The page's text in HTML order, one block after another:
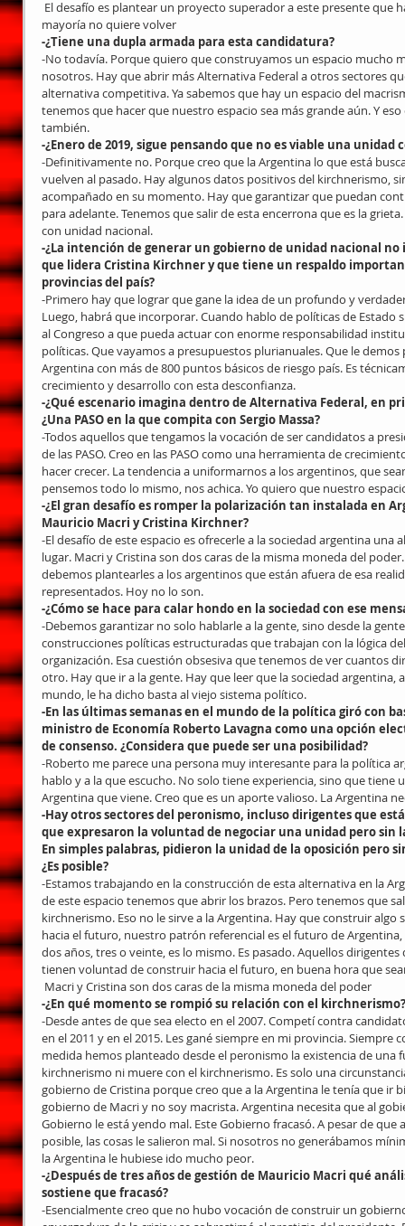
mayoría no quiere volver
-¿Tiene una dupla armada para esta candidatura?
-No todavía. Porque quiero que construyamos un espacio mucho
nosotros. Hay que abrir más Alternativa Federal a otros sectores
alternativa competitiva. Ya sabemos que hay un espacio del
tenemos que hacer que nuestro espacio sea más grande aún. Y
también.
-¿Enero de 2019, sigue pensando que no es viable una unidad
-Definitivamente no. Porque creo que la Argentina lo que está
vuelven al pasado. Hay algunos datos positivos del kirchnerismo,
acompañado en su momento. Hay que garantizar que puedan
para adelante. Tenemos que salir de esta encerrona que es la
con unidad nacional.
-¿La intención de generar un gobierno de unidad nacional
que lidera Cristina Kirchner y que tiene un respaldo
provincias del país?
-Primero hay que lograr que gane la idea de un profundo y
Luego, habrá que incorporar. Cuando hablo de políticas de Estado
al Congreso a que pueda actuar con enorme responsabilidad
políticas. Que vayamos a presupuestos plurianuales. Que le
Argentina con más de 800 puntos básicos de riesgo país. Es
crecimiento y desarrollo con esta desconfianza.
-¿Qué escenario imagina dentro de Alternativa Federal, en
¿Una PASO en la que compita con Sergio Massa?
-Todos aquellos que tengamos la vocación de ser candidatos a
de las PASO. Creo en las PASO como una herramienta de
hacer crecer. La tendencia a uniformarnos a los argentinos, que
pensemos todo lo mismo, nos achica. Yo quiero que nuestro
-¿El gran desafío es romper la polarización tan instalada en
Mauricio Macri y Cristina Kirchner?
-El desafío de este espacio es ofrecerle a la sociedad argentina
lugar. Macri y Cristina son dos caras de la misma moneda del
debemos plantearles a los argentinos que están afuera de esa
representados. Hoy no lo son.
-¿Cómo se hace para calar hondo en la sociedad con ese
-Debemos garantizar no solo hablarle a la gente, sino desde la
construcciones políticas estructuradas que trabajan con la lógica
organización. Esa cuestión obsesiva que tenemos de ver cuantos
otro. Hay que ir a la gente. Hay que leer que la sociedad
mundo, le ha dicho basta al viejo sistema político.
-En las últimas semanas en el mundo de la política giró con
ministro de Economía Roberto Lavagna como una opción
de consenso. ¿Considera que puede ser una posibilidad?
-Roberto me parece una persona muy interesante para la política
hablo y a la que escucho. No solo tiene experiencia, sino que
Argentina que viene. Creo que es un aporte valioso. La Argentina
-Hay otros sectores del peronismo, incluso dirigentes que
que expresaron la voluntad de negociar una unidad pero
En simples palabras, pidieron la unidad de la oposición pero
¿Es posible?
-Estamos trabajando en la construcción de esta alternativa en la
de este espacio tenemos que abrir los brazos. Pero tenemos que
kirchnerismo. Eso no le sirve a la Argentina. Hay que construir
hacia el futuro, nuestro patrón referencial es el futuro de
dos años, tres o veinte, es lo mismo. Es pasado. Aquellos
tienen voluntad de construir hacia el futuro, en buena hora que
Macri y Cristina son dos caras de la misma moneda del poder
-¿En qué momento se rompió su relación con el kirchnerismo?
-Desde antes de que sea electo en el 2007. Competí contra
en el 2011 y en el 2015. Les gané siempre en mi provincia. Siempre
medida hemos planteado desde el peronismo la existencia de una
kirchnerismo ni muere con el kirchnerismo. Es solo una
gobierno de Cristina porque creo que a la Argentina le tenía que ir
gobierno de Macri y no soy macrista. Argentina necesita que al
Gobierno le está yendo mal. Este Gobierno fracasó. A pesar de
posible, las cosas le salieron mal. Si nosotros no generábamos
la Argentina le hubiese ido mucho peor.
-¿Después de tres años de gestión de Mauricio Macri qué
sostiene que fracasó?
-Esencialmente creo que no hubo vocación de construir un